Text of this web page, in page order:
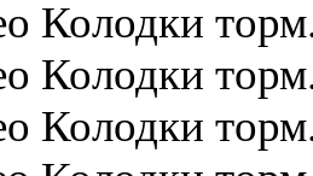
Колодки
Колодки
Колодки